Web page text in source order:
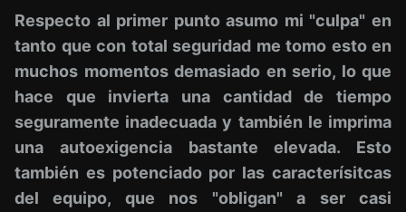
Respecto al primer punto asumo mi "culpa" en
tanto que con total seguridad me tomo esto en
muchos momentos demasiado en serio, lo que
hace que invierta una cantidad de tiempo
seguramente inadecuada y también le imprima
una autoexigencia bastante elevada. Esto
también es potenciado por las caracterísitcas
del equipo, que nos "obligan" a ser casi